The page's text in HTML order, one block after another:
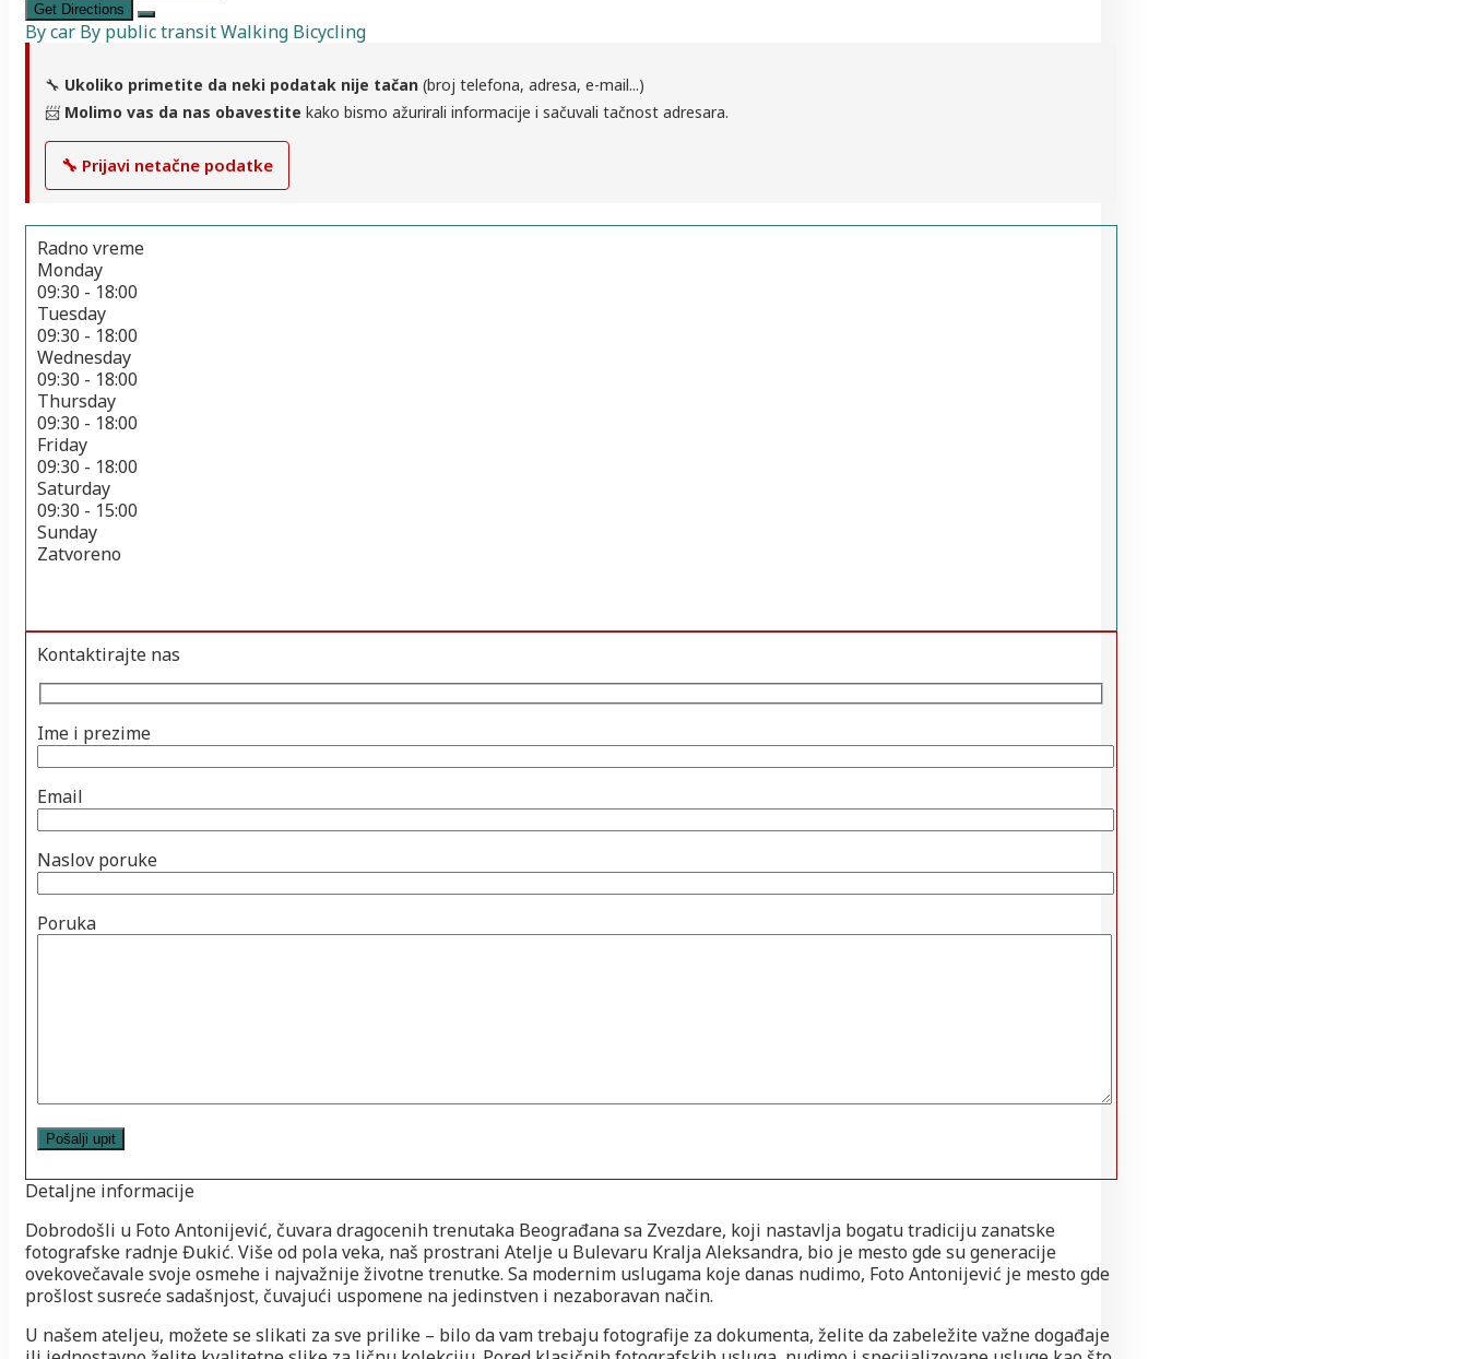
Get Directions
By car By public transitWalking Bicycling
🔧 Ukoliko primetite da neki podatak nije tačan (broj telefona, adresa, e-mail...)
📨 Molimo vas da nas obavestite kako bismo ažurirali informacije i sačuvali tačnost adresara.
🔧 Prijavi netačne podatke
Radno vreme
Monday
09:30 - 18:00
Tuesday
09:30 - 18:00
Wednesday
09:30 - 18:00
Thursday
09:30 - 18:00
Friday
09:30 - 18:00
Saturday
09:30 - 15:00
Sunday
Zatvoreno
Kontaktirajte nas
Ime i prezime
Email
Naslov poruke
Poruka
Detaljne informacije
Dobrodošli u Foto Antonijević, čuvara dragocenih trenutaka Beograđana sa Zvezdare, koji nastavlja bogatu tradiciju zanatske
fotografske radnje Đukić. Više od pola veka, naš prostrani Atelje u Bulevaru Kralja Aleksandra, bio je mesto gde su generacije
ovekovečavale svoje osmehe i najvažnije životne trenutke. Sa modernim uslugama koje danas nudimo, Foto Antonijević je mesto gde
prošlost susreće sadašnjost, čuvajući uspomene na jedinstven i nezaboravan način.
U našem ateljeu, možete se slikati za sve prilike – bilo da vam trebaju fotografije za dokumenta, želite da zabeležite važne događaje